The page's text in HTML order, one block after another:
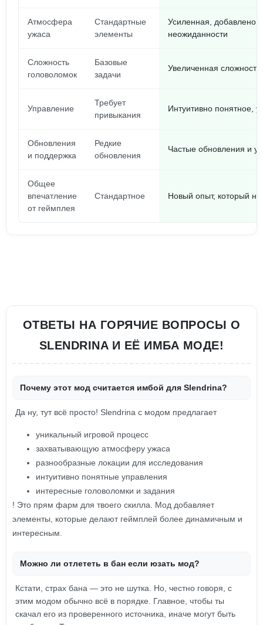
Атмосфера
ужаса
Стандартные
элементы
Усиленная, добавлено
неожиданности
Сложность
головоломок
Базовые
задачи
Увеличенная
Управление
Требует
привыкания
Интуитивно понятное,
Обновления
и поддержка
Редкие
обновления
Частые обновления и
Общее
впечатление
от геймплея
Стандартное Новый опыт, который не
ОТВЕТЫ НА ГОРЯЧИЕ ВОПРОСЫ О
SLENDRINA И ЕЁ ИМБА МОДЕ!
Почему этот мод считается имбой для Slendrina?
Да ну, тут всё просто! Slendrina с модом предлагает
уникальный игровой процесс
захватывающую атмосферу ужаса
разнообразные локации для исследования
интуитивно понятные управления
интересные головоломки и задания
! Это прям фарм для твоего скилла. Мод добавляет
элементы, которые делают геймплей более динамичным и
интересным.
Можно ли отлететь в бан если юзать мод?
Кстати, страх бана — это не шутка. Но, честно говоря, с
этим модом обычно всё в порядке. Главное, чтобы ты
скачал его из проверенного источника, иначе могут быть